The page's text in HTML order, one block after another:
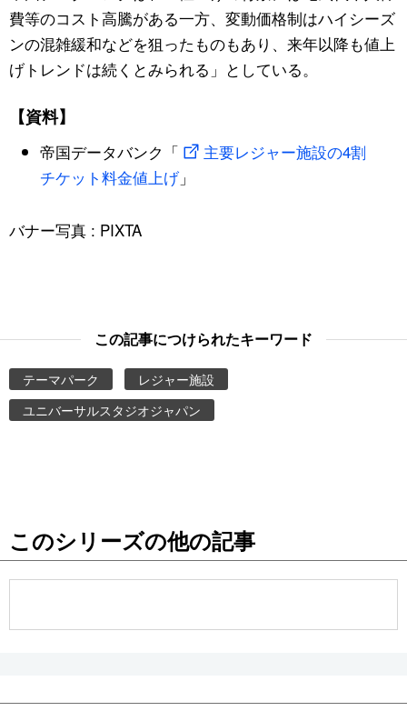
費等のコスト高騰がある一方、変動価格制はハイシーズ
ンの混雑緩和などを狙ったものもあり、来年以降も値上
げトレンドは続くとみられる」としている。
【資料】
帝国データバンク「
主要レジャー施設の4割
チケット料金値上げ」
バナー写真 : PIXTA
この記事につけられたキーワード
テーマパーク
レジャー施設
ユニバーサルスタジオジャパン
このシリーズの他の記事